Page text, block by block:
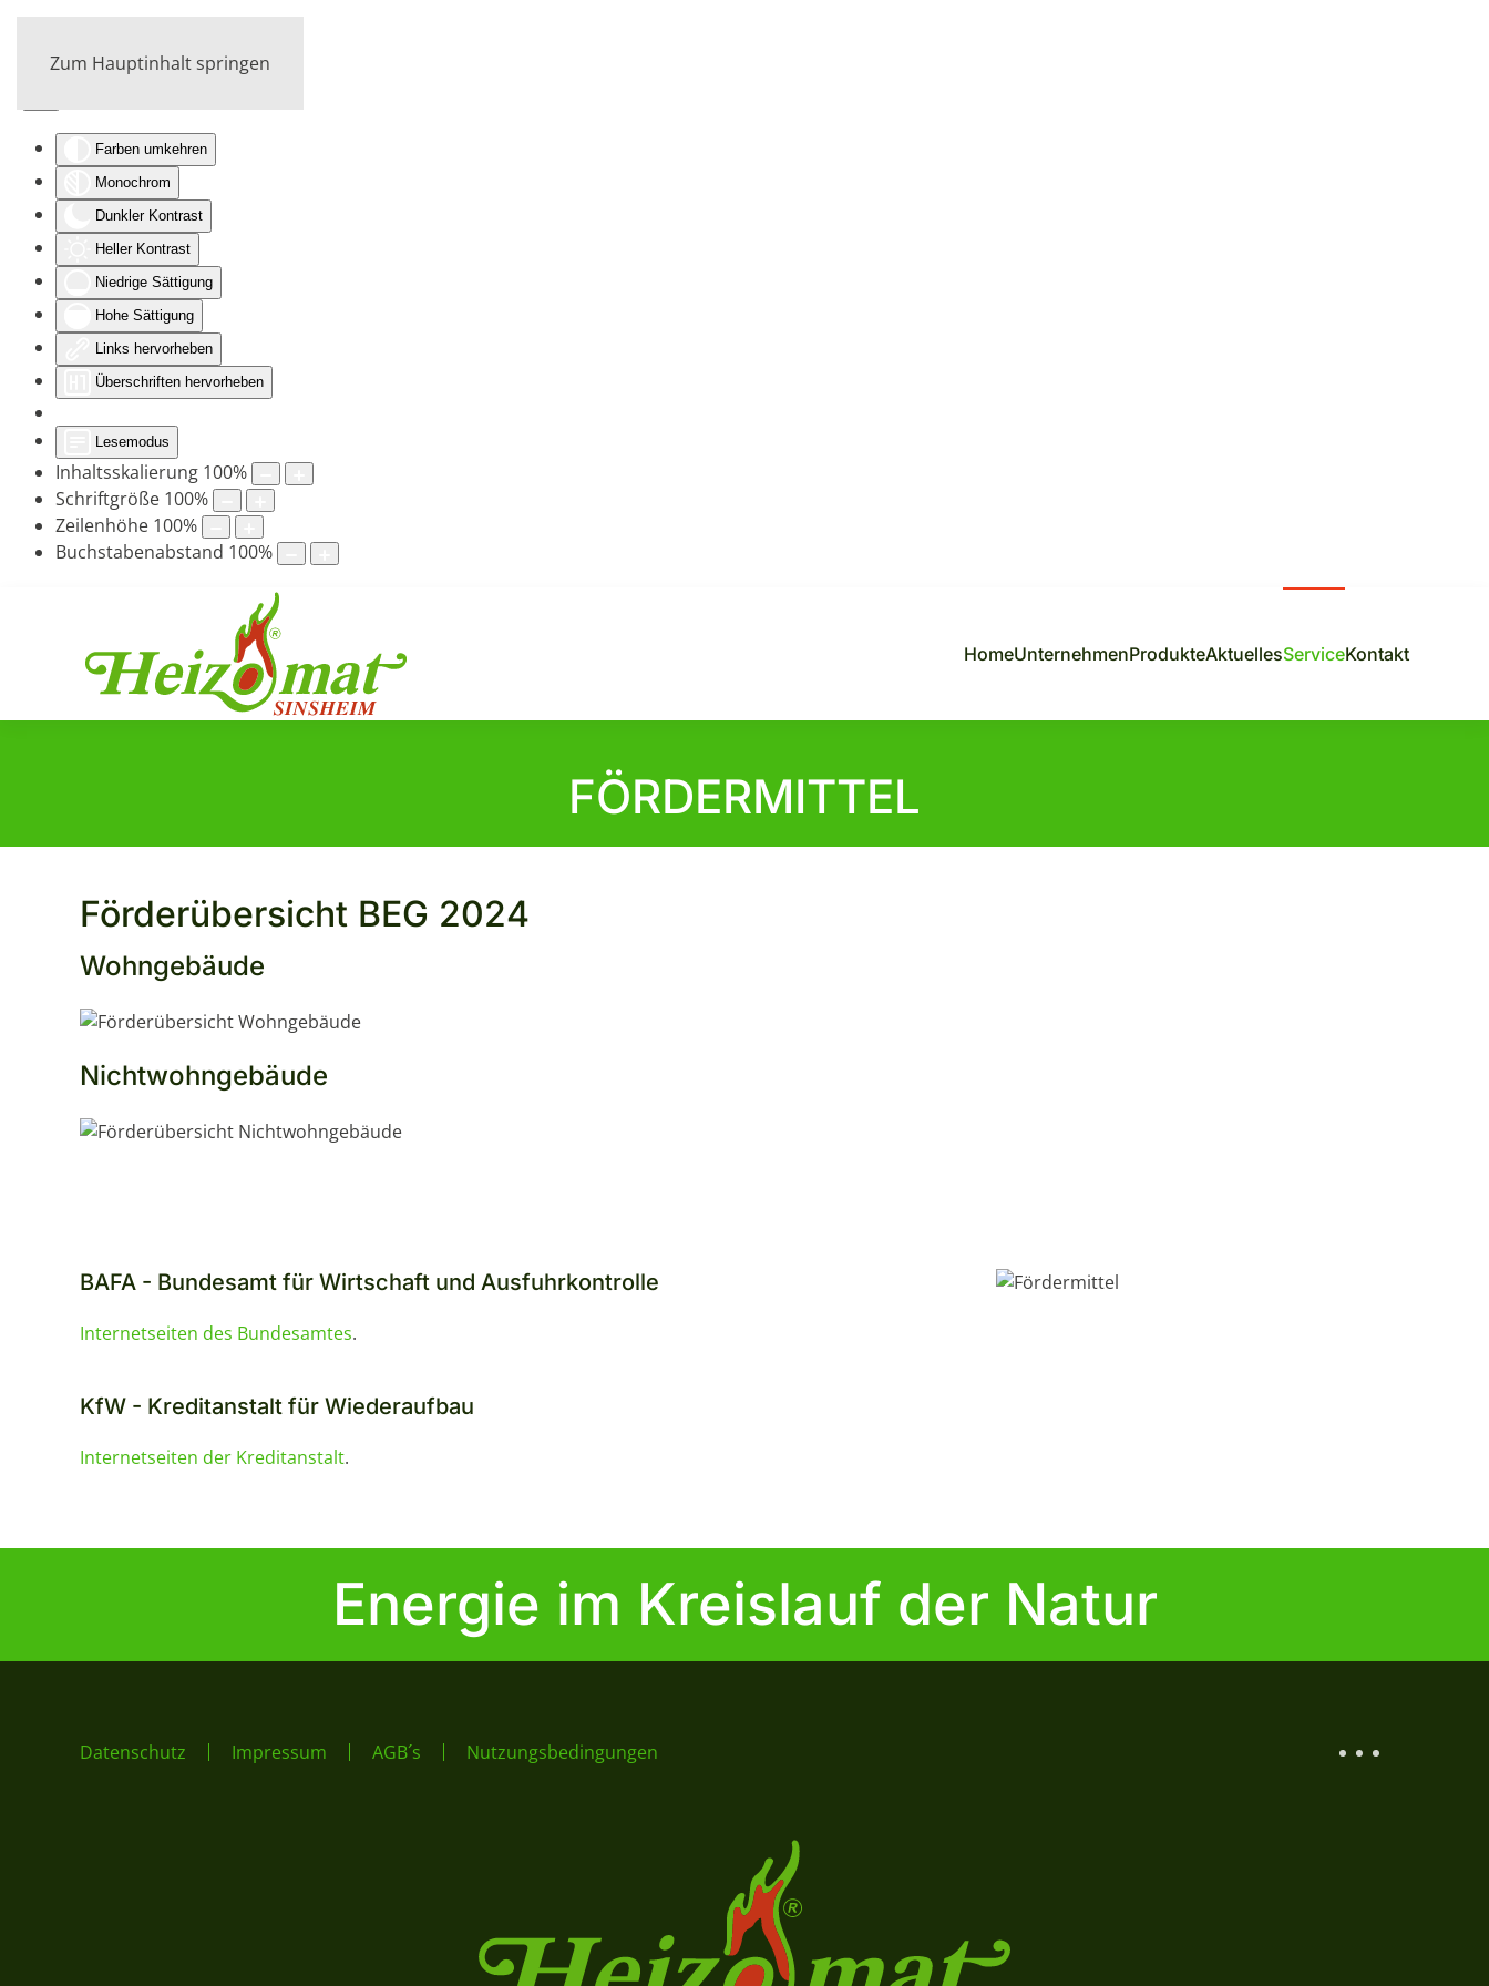
Eingabehilfen öffnen
Farben umkehren
Monochrom
Dunkler Kontrast
Heller Kontrast
Niedrige Sättigung
Hohe Sättigung
Links hervorheben
Überschriften hervorheben
Lesemodus
Inhaltsskalierung 100%
Schriftgröße 100%
Zeilenhöhe 100%
Buchstabenabstand 100%
Zum Hauptinhalt springen
HomeUnternehmenProdukteAktuellesServiceKontakt
FÖRDERMITTEL
Förderübersicht BEG 2024
Wohngebäude
Nichtwohngebäude
BAFA - Bundesamt für Wirtschaft und Ausfuhrkontrolle
Internetseiten des Bundesamtes.
KfW - Kreditanstalt für Wiederaufbau
Internetseiten der Kreditanstalt.
Energie im Kreislauf der Natur
Datenschutz Impressum AGB´s Nutzungsbedingungen